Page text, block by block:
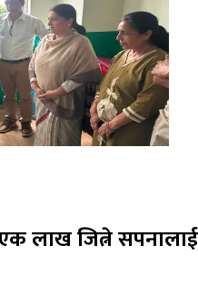
लाख जित्ने सपनालाई